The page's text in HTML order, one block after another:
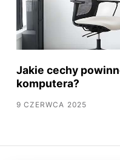
Jakie cechy
komputera?
9 CZERWCA 2025